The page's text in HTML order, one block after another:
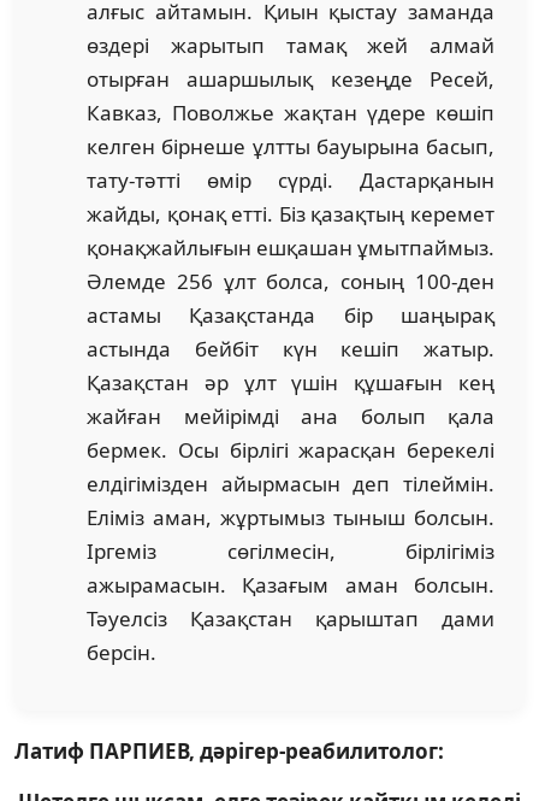
алғыс айтамын. Қиын қыстау заманда
өздері жарытып тамақ жей алмай
отырған ашаршылық кезеңде Ресей,
Кавказ, По­волжье жақтан үдере көшіп
келген бірнеше ұлтты бауы­рына басып,
тату-тәтті өмір сүрді. Дастарқанын
жайды, қонақ етті. Біз қазақтың керемет
қонақжайлығын ешқа­шан ұмытпаймыз.
Әлемде 256 ұлт болса, соның 100-ден
астамы Қазақстанда бір шаңырақ
астында бейбіт күн кешіп жатыр.
Қазақстан әр ұлт үшін құшағын кең
жайған мейірімді ана болып қала
бермек. Осы бірлігі жарасқан берекелі
елдігімізден айырмасын деп тілеймін.
Еліміз аман, жұртымыз тыныш болсын.
Іргеміз сөгілмесін, бірлігіміз
ажырамасын. Қазағым аман болсын.
Тәуелсіз Қазақстан қарыштап дами
берсін.
Латиф ПАРПИЕВ, дәрігер-реабилитолог: